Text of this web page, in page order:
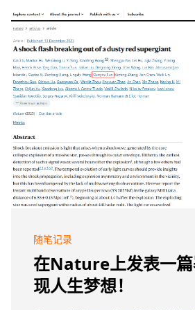
随笔记录
在Nature上发表一
现人生梦想！